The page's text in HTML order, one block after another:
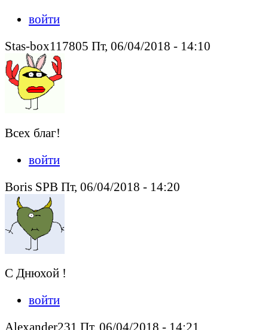
войти
Stas-box117805 Пт, 06/04/2018 - 14:10
Всех благ!
войти
Boris SPB Пт, 06/04/2018 - 14:20
C Днюхой !
войти
Alexander231 Пт, 06/04/2018 - 14:21